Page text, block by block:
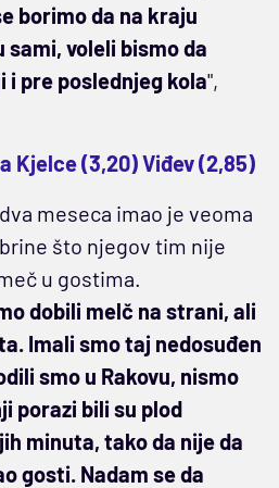
borimo da na kraju
sami, voleli bismo da
i pre poslednjeg kola",
Kjelce (3,20) Viđev (2,85)
meseca imao je veoma
što njegov tim nije
u gostima.
dobili melč na strani, ali
Imali smo taj nedosuđen
smo u Rakovu, nismo
porazi bili su plod
minuta, tako da nije da
gosti. Nadam se da